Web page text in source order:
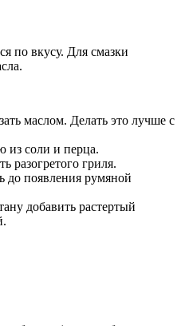
по вкусу. Для смазки
маслом. Делать это лучше с
из соли и перца.
разогретого гриля.
до появления румяной
добавить растертый